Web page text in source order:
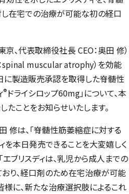
し在宅での治療が可能な初の経口
東京、代表取締役社長 CEO：奥田 修）
：spinal muscular atrophy）を効能
に製造販売承認を取得した脊髄性
®ドライシロップ60mg」について、本
ことをお知らせいたします。
修は、「脊髄性筋萎縮症に対する
を本日発売できることを大変嬉しく
エブリスディは、乳児から成人までの
り、経口剤のため在宅治療が可能
様に、新たな治療選択肢によるこれ